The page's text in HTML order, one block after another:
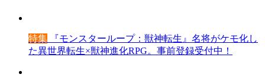
特集 『モンスターループ：獣神転生』名将がケモ化し
た異世界転生×獣神進化RPG。事前登録受付中！